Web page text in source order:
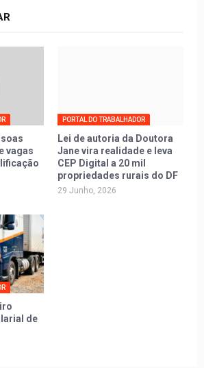
vagas
PORTAL DO TRABALHADOR
Lei de autoria da Doutora
Jane vira realidade e leva
CEP Digital a 20 mil
propriedades rurais do DF
29 Junho, 2026
de